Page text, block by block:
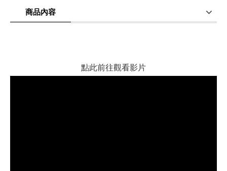
商品內容
點此前往觀看影片